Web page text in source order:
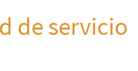
de servicio